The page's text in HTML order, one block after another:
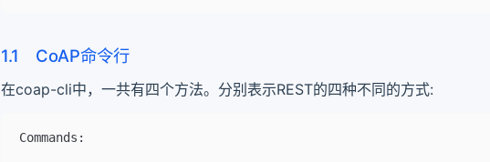
1.1 CoAP命令行
在coap-cli中，一共有四个方法。分别表示REST的四种不同的方式:
Commands: